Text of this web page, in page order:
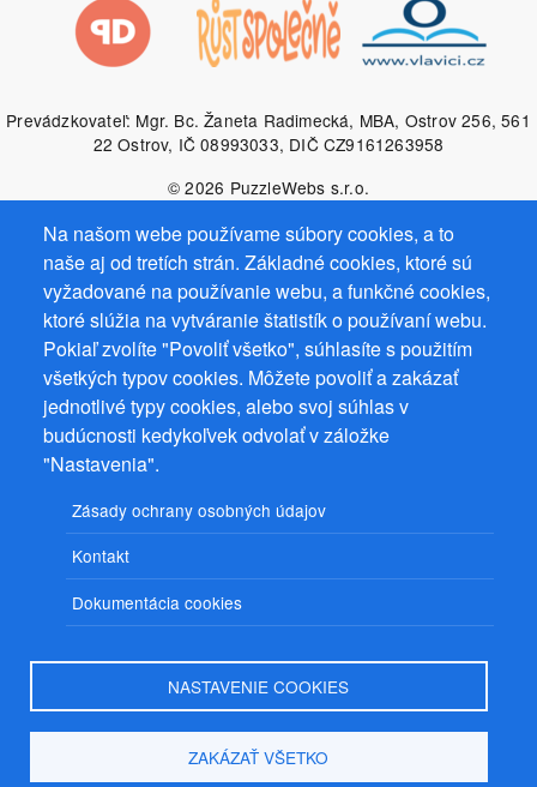
Na našom webe používame súbory cookies, a to
naše aj od tretích strán. Základné cookies, ktoré sú
vyžadované na používanie webu, a funkčné cookies,
ktoré slúžia na vytváranie štatistík o používaní webu.
Pokiaľ zvolíte "Povoliť všetko", súhlasíte s použitím
všetkých typov cookies. Môžete povoliť a zakázať
jednotlivé typy cookies, alebo svoj súhlas v
budúcnosti kedykoľvek odvolať v záložke
"Nastavenia".
Zásady ochrany osobných údajov
Kontakt
Dokumentácia cookies
NASTAVENIE COOKIES
ZAKÁZAŤ VŠETKO
Prevádzkovateľ: Mgr. Bc. Žaneta Radimecká, MBA, Ostrov 256, 561
22 Ostrov, IČ 08993033, DIČ CZ9161263958
© 2026 PuzzleWebs s.r.o.